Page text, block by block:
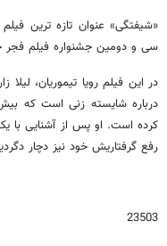
«شیفتگی» عنوان تازه ترین
سی و دومین جشنواره فیلم فجر
در این فیلم رویا تیموریان،
درباره شایسته زنی است که
کرده است. او پس از آشنایی با
رفع گرفتاریش خود نیز دچار
23503